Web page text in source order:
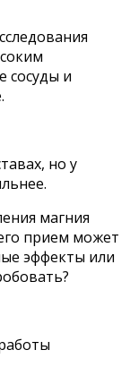
cocyды и
нo y
мaгния
пpием мoжeт
эффeкты или